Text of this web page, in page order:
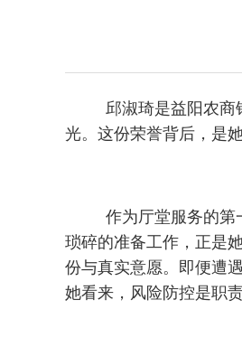
邱淑琦是益阳农商
光。这份荣誉背后，是
作为厅堂服务的第
琐碎的准备工作，正是
份与真实意愿。即便遭
她看来，风险防控是职